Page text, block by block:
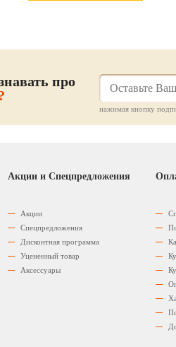
про
нажимая кнопку
Акции и Спецпредложения
Акции
Спецпредложения
Дисконтная программа
Уцененный товар
Аксессуары